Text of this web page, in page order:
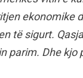
ekonomike
të sigurt.
parim. Dhe kjo